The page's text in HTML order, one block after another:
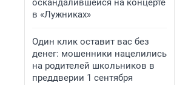
оскандалившейся на концерте
в «Лужниках»
Один клик оставит вас без
денег: мошенники нацелились
на родителей школьников в
преддверии 1 сентября